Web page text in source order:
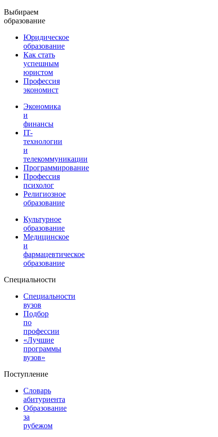
Выбираем
образование
Юридическое
образование
Как стать
успешным
юристом
Профессия
экономист
Экономика
и
финансы
IT-
технологии
и
телекоммуникации
Программирование
Профессия
психолог
Религиозное
образование
Культурное
образование
Медицинское
и
фармацевтическое
образование
Специальности
Специальности
вузов
Подбор
по
профессии
«Лучшие
программы
вузов»
Поступление
Словарь
абитуриента
Образование
за
рубежом